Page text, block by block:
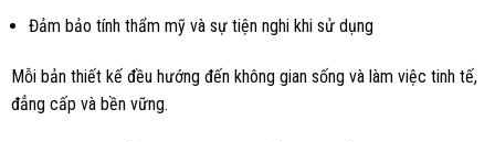
Đảm bảo tính thẩm mỹ và sự tiện nghi khi sử dụng
Mỗi bản thiết kế đều hướng đến không gian sống và làm việc tinh tế,
đẳng cấp và bền vững.